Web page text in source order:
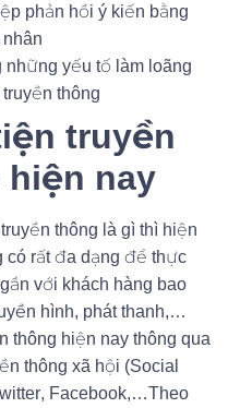
phản hồi ý kiến bằng
những yếu tố làm loãng
thông
truyền
nay
thông là gì thì hiện
có rất đa dạng để thực
với khách hàng bao
hình, phát thanh,…
hiện nay thông qua
thông xã hội (Social
, Facebook,…Theo